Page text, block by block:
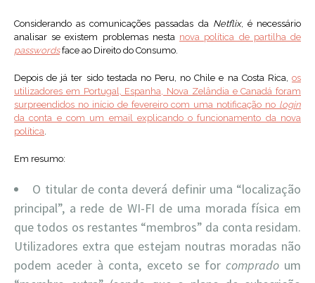
Considerando as comunicações passadas da Netflix, é necessário
analisar se existem problemas nesta nova política de partilha de
passwordsface ao Direito do Consumo.
Depois de já ter sido testada no Peru, no Chile e na Costa Rica, os
utilizadores em Portugal, Espanha, Nova Zelândia e Canadá foram
surpreendidos no início de fevereiro com uma notificação no login
da conta e com um email explicando o funcionamento da nova
política.
Em resumo:
O titular de conta deverá definir uma “localização
principal”, a rede de WI-FI de uma morada física em
que todos os restantes “membros” da conta residam.
Utilizadores extra que estejam noutras moradas não
podem aceder à conta, exceto se for compradoum